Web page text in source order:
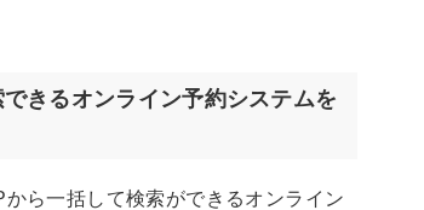
きるオンライン予約システムを
ら一括して検索ができるオンライン